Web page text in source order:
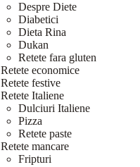
Despre Diete
Diabetici
Dieta Rina
Dukan
Retete fara gluten
Retete economice
Retete festive
Retete Italiene
Dulciuri Italiene
Pizza
Retete paste
Retete mancare
Fripturi